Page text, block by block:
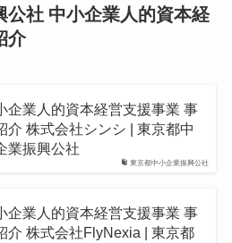
社 中小企業人的資本経
介
東京都中小企業振興公社
企業人的資本経営支援事業 事
介 株式会社シンシ | 東京都中
業振興公社
企業人的資本経営支援事業 事
介 株式会社FlyNexia | 東京都